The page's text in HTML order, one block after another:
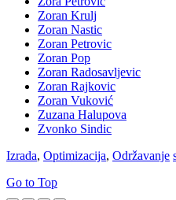
Zoran Krulj
Zoran Nastic
Zoran Petrovic
Zoran Pop
Zoran Radosavljevic
Zoran Rajkovic
Zoran Vuković
Zuzana Halupova
Zvonko Sindic
Izrada, Optimizacija, Održavanje
Go to Top